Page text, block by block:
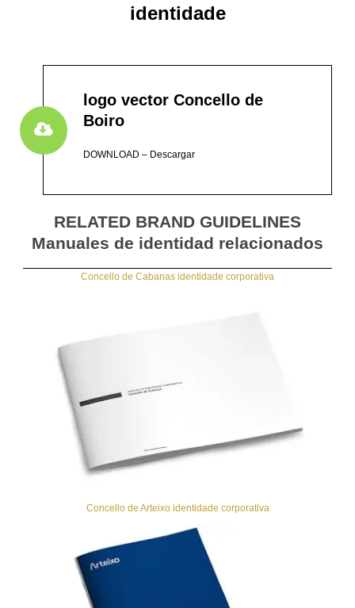
identidade
logo vector Concello de
Boiro
DOWNLOAD – Descargar
RELATED BRAND GUIDELINES
Manuales de identidad relacionados
Concello de Cabanas identidade corporativa
Concello de Arteixo identidade corporativa